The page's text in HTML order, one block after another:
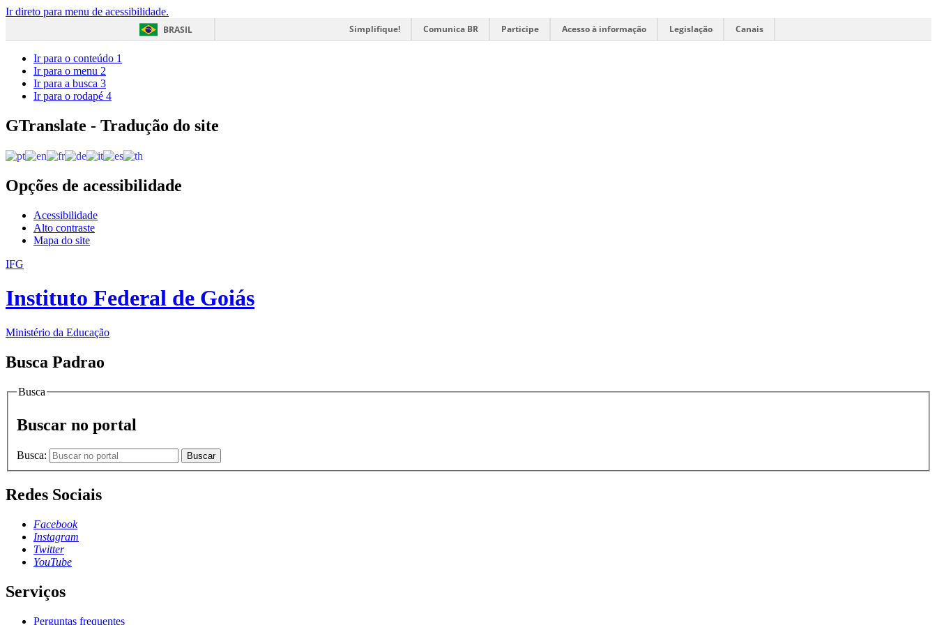
Ir direto para menu de acessibilidade.
BRASIL
Simplifique! Comunica BR Participe Acesso à informação Legislação Canais
Ir para o conteúdo 1
Ir para o menu 2
Ir para a busca 3
Ir para o rodapé 4
GTranslate - Tradução do site
Opções de acessibilidade
Acessibilidade
Alto contraste
Mapa do site
IFG
Instituto Federal de Goiás
Ministério da Educação
Busca Padrao
Busca
Buscar no portal
Busca: Buscar
Redes Sociais
Facebook
Instagram
Twitter
YouTube
Serviços
Perguntas frequentes